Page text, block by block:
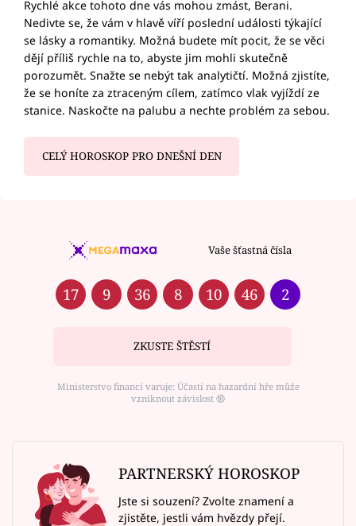
Rychlé akce tohoto dne vás mohou zmást, Berani.
Nedivte se, že vám v hlavě víří poslední události týkající
se lásky a romantiky. Možná budete mít pocit, že se věci
dějí příliš rychle na to, abyste jim mohli skutečně
porozumět. Snažte se nebýt tak analytičtí. Možná zjistíte,
že se honíte za ztraceným cílem, zatímco vlak vyjíždí ze
stanice. Naskočte na palubu a nechte problém za sebou.
CELÝ HOROSKOP PRO DNEŠNÍ DEN
Vaše šťastná čísla
17 9 36 8 10 46 2
ZKUSTE ŠTĚSTÍ
Ministerstvo financí varuje: Účastí na hazardní hře může
vzniknout závislost ⑱
PARTNERSKÝ HOROSKOP
Jste si souzení? Zvolte znamení a
zjistěte, jestli vám hvězdy přejí.